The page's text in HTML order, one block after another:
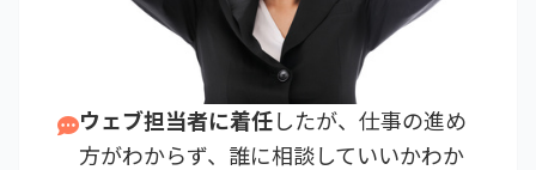
ウェブ担当者に着任したが、仕事の進め
方がわからず、誰に相談していいかわか